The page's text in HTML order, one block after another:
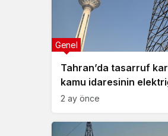
Tahran’da tasarruf
kamu idaresinin
Genel
2 ay önce